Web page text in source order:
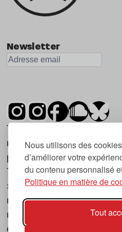
Nous utilisons des
d’améliorer votre
du contenu personnalisé
Politique en matière de
Tout
Newsletter
Tsugi est un mensuel
musique et les nouvelles
première parution date
Tsugi en japonais signifie
», ce qui correspond à la
magazine, à l’affût des
musicales, qu’elles
électronique, du rock ou